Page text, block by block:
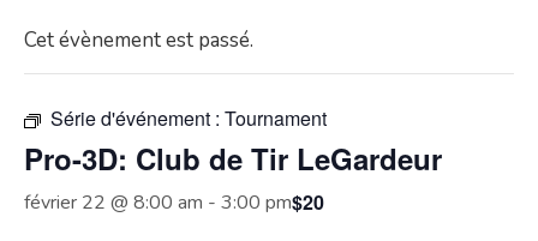
Cet évènement est passé.
Série d'événement : Tournament
Pro-3D: Club de Tir LeGardeur
février 22 @ 8:00 am - 3:00 pm$20